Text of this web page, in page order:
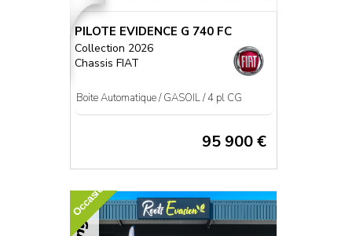
PILOTE EVIDENCE G 740 FC
Collection 2026
Chassis FIAT
Boite Automatique / GASOIL / 4 pl CG
95 900 €
Occasion